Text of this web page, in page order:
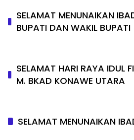
SELAMAT MENUNAIKAN
BUPATI DAN WAKIL BUPATI
SELAMAT HARI RAYA IDUL
M. BKAD KONAWE UTARA
SELAMAT MENUNAIKAN